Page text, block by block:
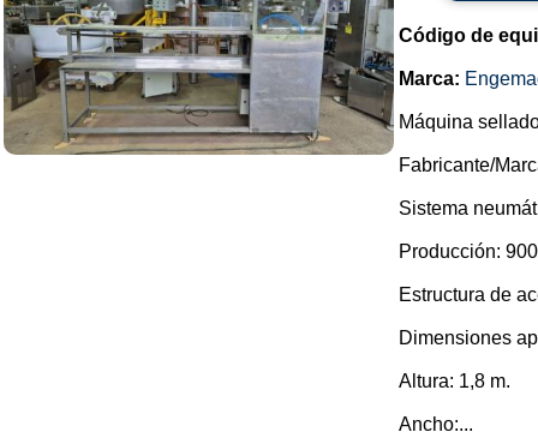
Código de
Marca:
Máquina
Fabricante/
Sistema
Producción:
Estructura de
Dimensiones
Altura: 1,8 m.
Ancho:...